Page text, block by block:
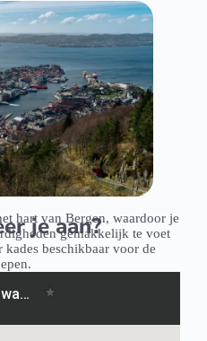
je aan?
hart van Bergen, waardoor je
gemakkelijk te voet
beschikbaar voor de